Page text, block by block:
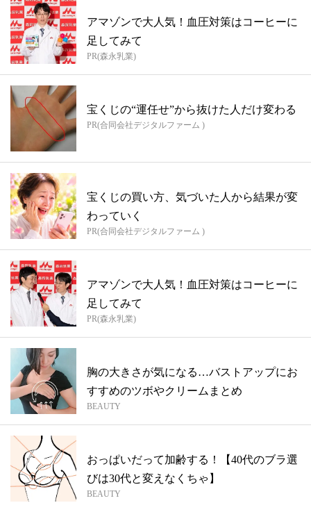
アマゾンで大人気！血圧対策はコーヒーに
足してみて
PR(森永乳業)
宝くじの“運任せ”から抜けた人だけ変わる
PR(合同会社デジタルファーム )
宝くじの買い方、気づいた人から結果が変
わっていく
PR(合同会社デジタルファーム )
アマゾンで大人気！血圧対策はコーヒーに
足してみて
PR(森永乳業)
胸の大きさが気になる…バストアップにお
すすめのツボやクリームまとめ
BEAUTY
おっぱいだって加齢する！【40代のブラ選
びは30代と変えなくちゃ】
BEAUTY